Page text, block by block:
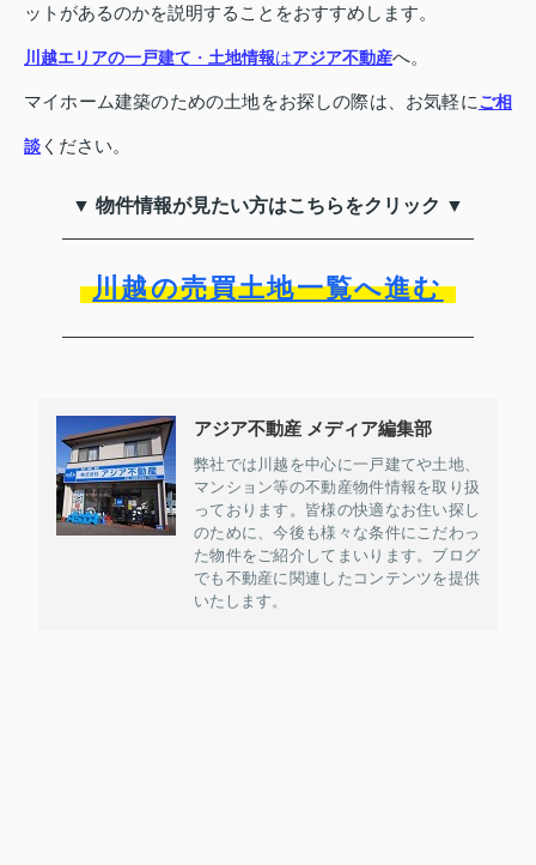
ットがあるのかを説明することをおすすめします。
川越エリアの一戸建て ・ 土地情報はアジア不動産へ。
マイホーム建築のための土地をお探しの際は、お気軽にご相
談 ください。
▼ 物件情報が見たい方はこちらをクリック ▼
川越の売買土地一覧へ進む
アジア不動産 メディア編集部
弊社では川越を中心に一戸建てや土地、
マンション等の不動産物件情報を取り扱
っております。皆様の快適なお住い探し
のために、今後も様々な条件にこだわっ
た物件をご紹介してまいります。ブログ
でも不動産に関連したコンテンツを提供
いたします。